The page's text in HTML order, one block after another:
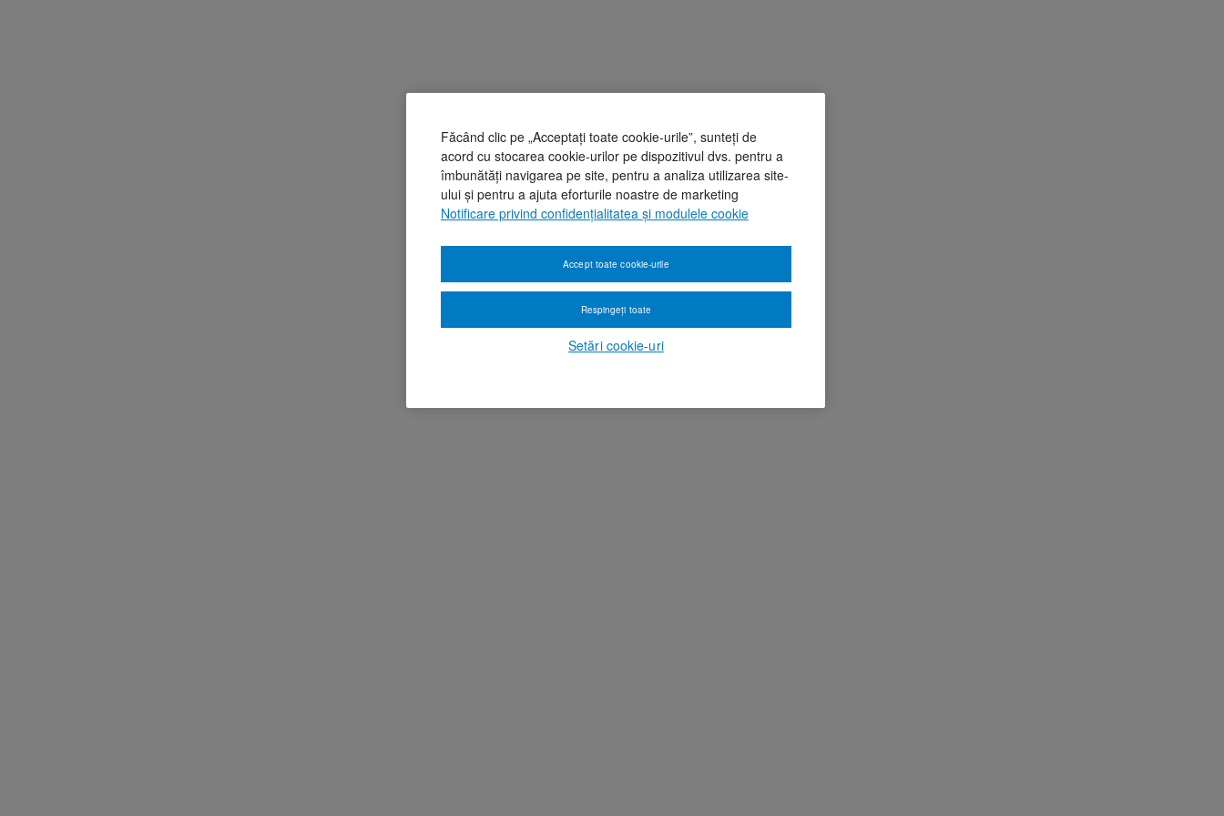
Făcând clic pe „Acceptați toate cookie-urile”, sunteți de
acord cu stocarea cookie-urilor pe dispozitivul dvs. pentru a
îmbunătăți navigarea pe site, pentru a analiza utilizarea site-
ului și pentru a ajuta eforturile noastre de marketing
Notificare privind confidențialitatea și modulele cookie
Setări cookie-uri
Respingeți toate
Accept toate cookie-urile